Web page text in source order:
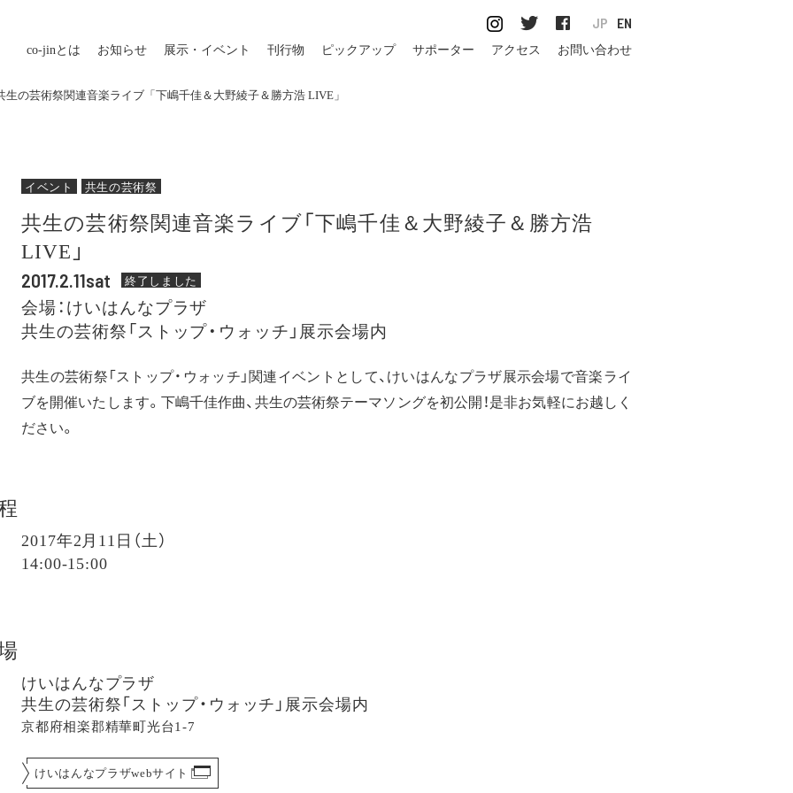
EN
JP
co-jinとは お知らせ 展示・イベント 刊行物 ピックアップ サポーター アクセス お問い合わせ
生の芸術祭関連音楽ライブ「下嶋千佳＆大野綾子＆勝方浩 LIVE」
イベント 共生の芸術祭
共生の芸術祭関連音楽ライブ「下嶋千佳＆大野綾子＆勝方浩
LIVE」
2017.2.11sat 終了しました
会場：けいはんなプラザ
共生の芸術祭「ストップ・ウォッチ」展示会場内
共生の芸術祭「ストップ・ウォッチ」関連イベントとして、けいはんなプラザ展示会場で音楽ライ
ブを開催いたします。下嶋千佳作曲、共生の芸術祭テーマソングを初公開！是非お気軽にお越しく
ださい。
2017年2月11日（土）
14:00-15:00
けいはんなプラザ
共生の芸術祭「ストップ・ウォッチ」展示会場内
京都府相楽郡精華町光台1-7
けいはんなプラザwebサイト